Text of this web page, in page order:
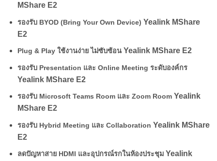
MShare E2
รองรับ BYOD (Bring Your Own Device) Yealink MShare
E2
Plug & Play ใช้งานง่าย ไม่ซับซ้อนYealink MShare E2
รองรับ Presentation และ Online Meeting ระดับองค์กร
Yealink MShare E2
รองรับ Microsoft Teams Room และ Zoom RoomYealink
MShare E2
รองรับ Hybrid Meeting และ Collaboration Yealink MShare
E2
ลดปัญหาสาย HDMI และอุปกรณ์รกในห้องประชุมYealink